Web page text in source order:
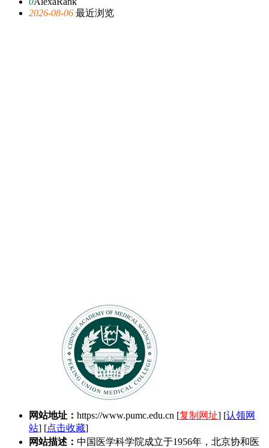
2026-08-06 最近浏览
网站地址： https://www.pumc.edu.cn [复制网址] [认领网
站] [点击收藏]
网站描述： 中国医学科学院成立于1956年，北京协和医